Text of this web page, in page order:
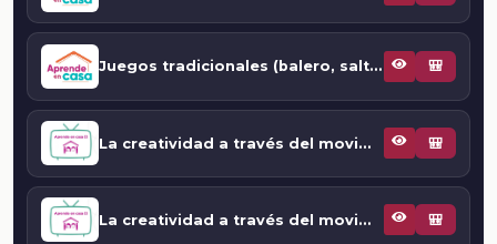
Juegos tradicionales (balero, saltar la cuerda y pelota purépecha), una joya del pasado 🎒
La creatividad a través del movimiento, "Corriendo a velocidad" 🎒
La creatividad a través del movimiento, "hockey sala" 🎒